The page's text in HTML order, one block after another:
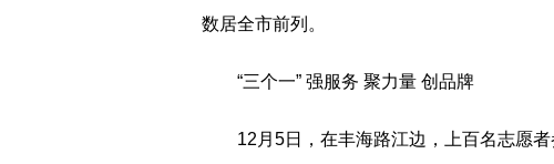
数居全市前列。
“三个一” 强服务 聚力量 创品牌
12月5日，在丰海路江边，上百名志愿